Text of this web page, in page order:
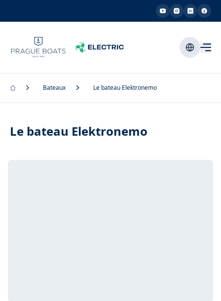
Bateaux Le bateau Elektronemo
Le bateau Elektronemo